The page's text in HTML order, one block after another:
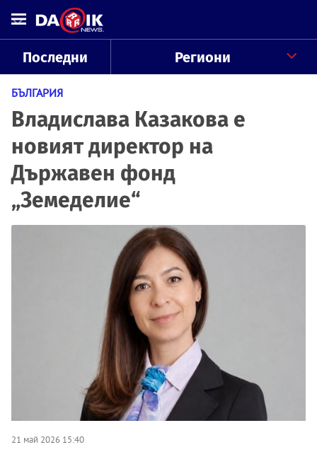
Последни Региони
БЪЛГАРИЯ
Владислава Казакова е
новият директор на
Държавен фонд
„Земеделие“
21 май 2026 15:40